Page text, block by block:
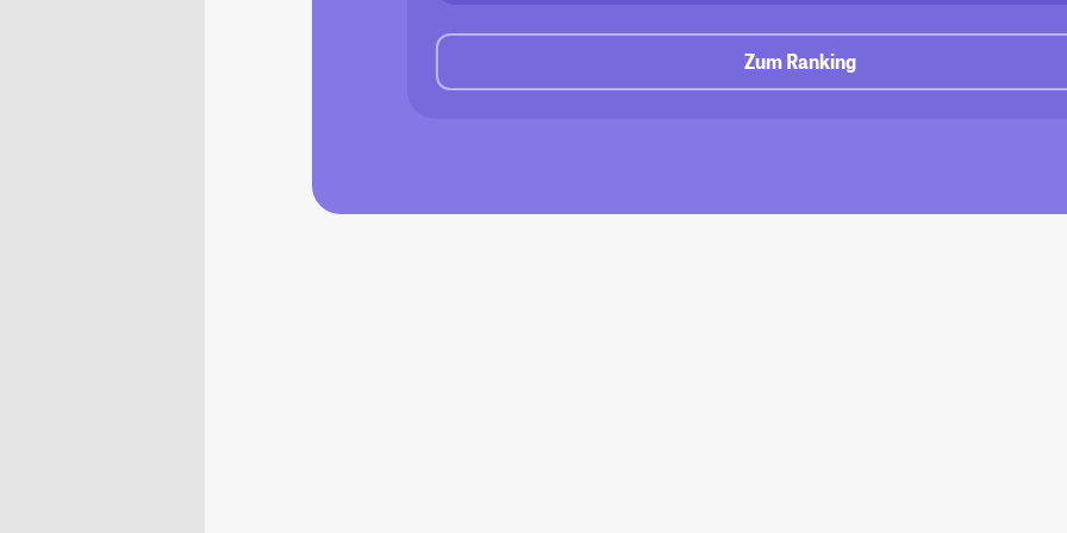
Zum Ranking